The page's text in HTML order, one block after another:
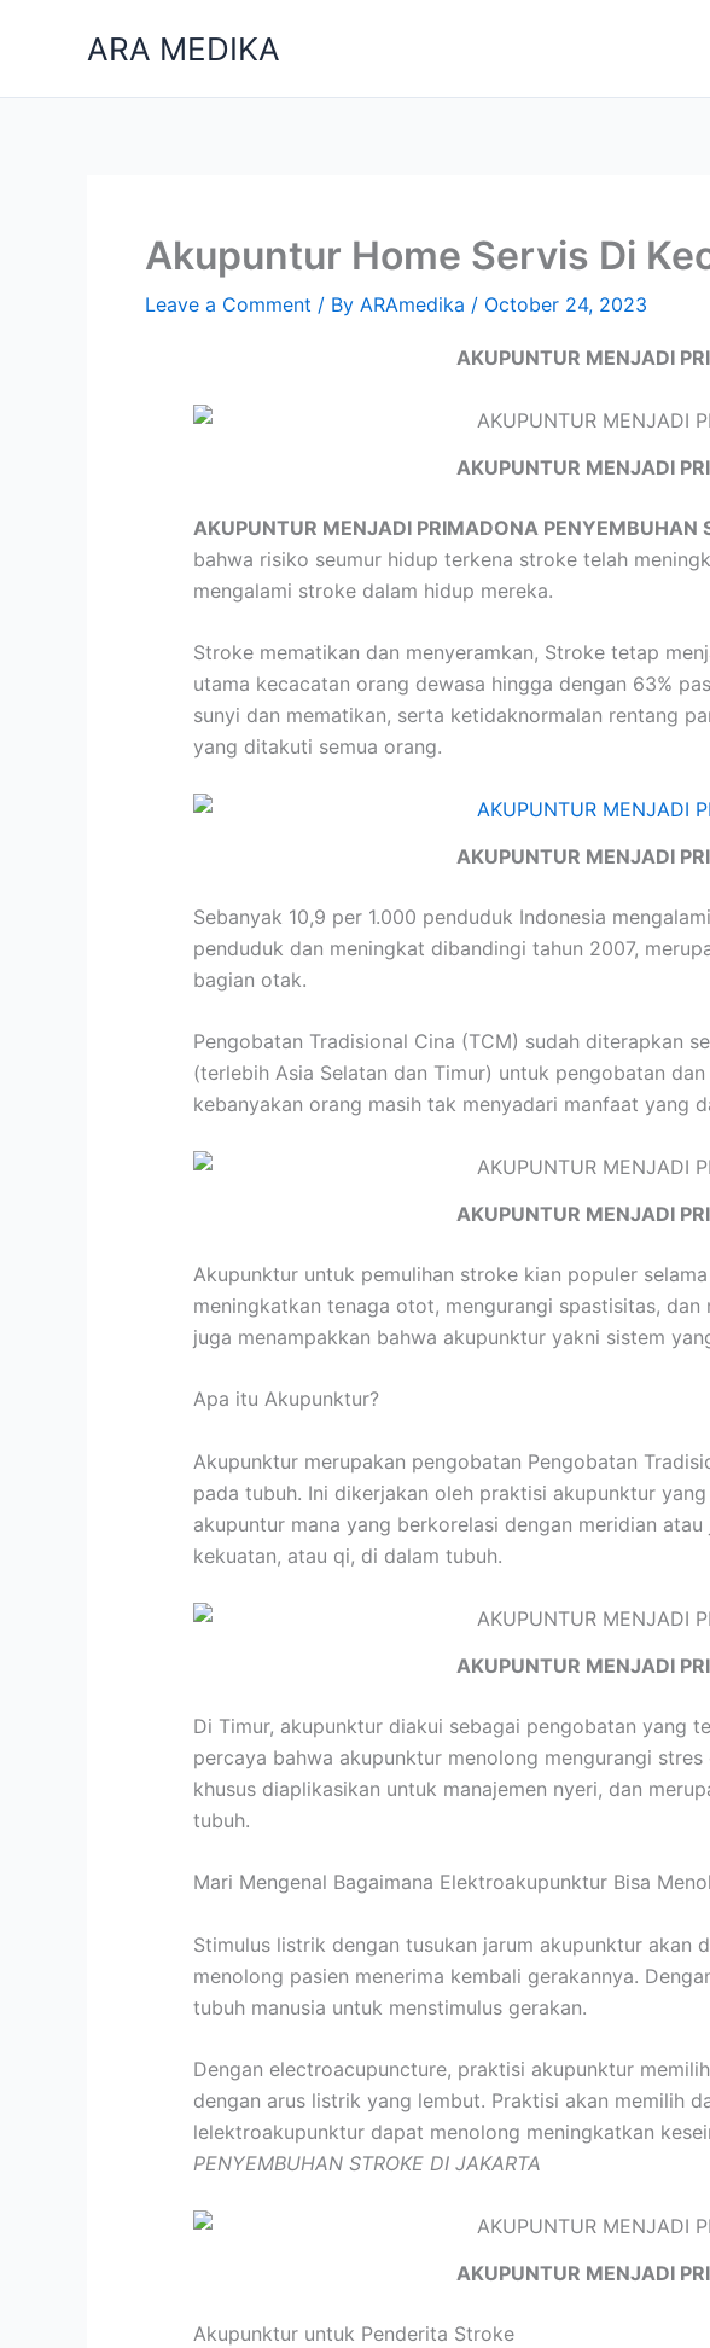
ARA MEDIKA
Akupuntur Home Servis Di
Leave a Comment / By ARAmedika / October 24, 2023
AKUPUNTUR MENJADI
AKUPUNTUR MENJADI
AKUPUNTUR MENJADI PRIMADONA PENYEMBUHAN
bahwa risiko seumur hidup terkena stroke telah
mengalami stroke dalam hidup mereka.
Stroke mematikan dan menyeramkan, Stroke tetap
utama kecacatan orang dewasa hingga dengan 63%
sunyi dan mematikan, serta ketidaknormalan rentang
yang ditakuti semua orang.
AKUPUNTUR MENJADI
Sebanyak 10,9 per 1.000 penduduk Indonesia
penduduk dan meningkat dibandingi tahun 2007,
bagian otak.
Pengobatan Tradisional Cina (TCM) sudah diterapkan
(terlebih Asia Selatan dan Timur) untuk pengobatan
kebanyakan orang masih tak menyadari manfaat yang
AKUPUNTUR MENJADI
Akupunktur untuk pemulihan stroke kian populer
meningkatkan tenaga otot, mengurangi spastisitas,
juga menampakkan bahwa akupunktur yakni sistem
Apa itu Akupunktur?
Akupunktur merupakan pengobatan Pengobatan
pada tubuh. Ini dikerjakan oleh praktisi akupunktur
akupuntur mana yang berkorelasi dengan meridian
kekuatan, atau qi, di dalam tubuh.
AKUPUNTUR MENJADI
Di Timur, akupunktur diakui sebagai pengobatan yang
percaya bahwa akupunktur menolong mengurangi
khusus diaplikasikan untuk manajemen nyeri, dan
tubuh.
Mari Mengenal Bagaimana Elektroakupunktur Bisa
Stimulus listrik dengan tusukan jarum akupunktur
menolong pasien menerima kembali gerakannya.
tubuh manusia untuk menstimulus gerakan.
Dengan electroacupuncture, praktisi akupunktur
dengan arus listrik yang lembut. Praktisi akan memilih
lelektroakupunktur dapat menolong meningkatkan
PENYEMBUHAN STROKE DI JAKARTA
AKUPUNTUR MENJADI
Akupunktur untuk Penderita Stroke